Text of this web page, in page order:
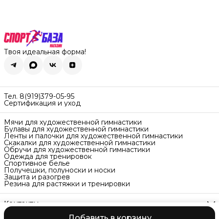
Твоя идеальная форма!
Тел. 8(919)379-05-95
Сертификация и уход
Мячи для художественной гимнастики
Булавы для художественной гимнастики
Ленты и палочки для художественной гимнастики
Скакалки для художественной гимнастики
Обручи для художественной гимнастики
Одежда для тренировок
Спортивное белье
Получешки, полуноски и носки
Защита и разогрев
Резина для растяжки и тренировки
Контакты
Адрес